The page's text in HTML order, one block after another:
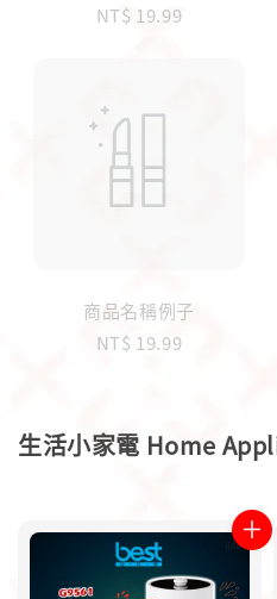
NT$ 19.99
商品名稱例子
NT$ 19.99
生活小家電 Home